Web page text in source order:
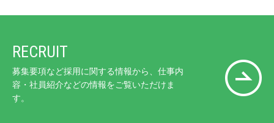
RECRUIT
募集要項など採用に関する情報から、仕事内
容・社員紹介などの情報をご覧いただけま
す。